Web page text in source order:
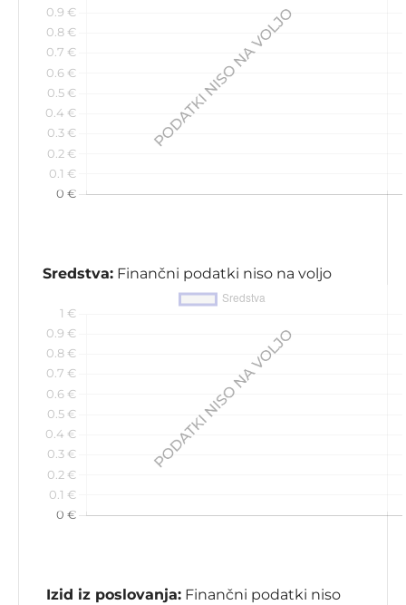
Sredstva: Finančni podatki niso na voljo
Izid iz poslovanja: Finančni podatki niso